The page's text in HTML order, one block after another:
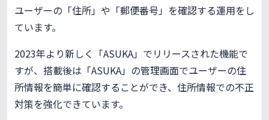
ユーザーの「住所」や「郵便番号」を確認する運用をし
ています。
2023年より新しく「ASUKA」でリリースされた機能で
すが、搭載後は「ASUKA」の管理画面でユーザーの住
所情報を簡単に確認することができ、住所情報での不正
対策を強化できています。